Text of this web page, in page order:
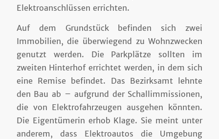
Elektroanschlüssen errichten.
Auf dem Grundstück befinden sich zwei
Immobilien, die überwiegend zu Wohnzwecken
genutzt werden. Die Parkplätze sollten im
zweiten Hinterhof errichtet werden, in dem sich
eine Remise befindet. Das Bezirksamt lehnte
den Bau ab – aufgrund der Schallimmissionen,
die von Elektrofahrzeugen ausgehen könnten.
Die Eigentümerin erhob Klage. Sie meint unter
anderem, dass Elektroautos die Umgebung